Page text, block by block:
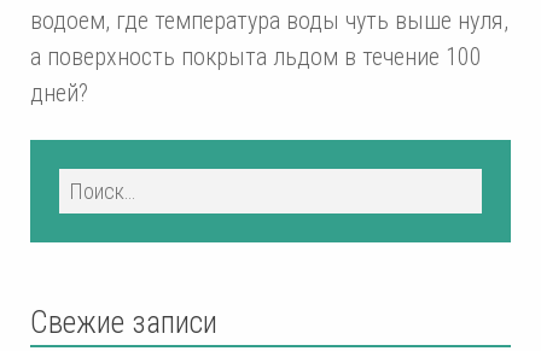
водоем, где температура воды чуть выше нуля,
а поверхность покрыта льдом в течение 100
дней?
Свежие записи